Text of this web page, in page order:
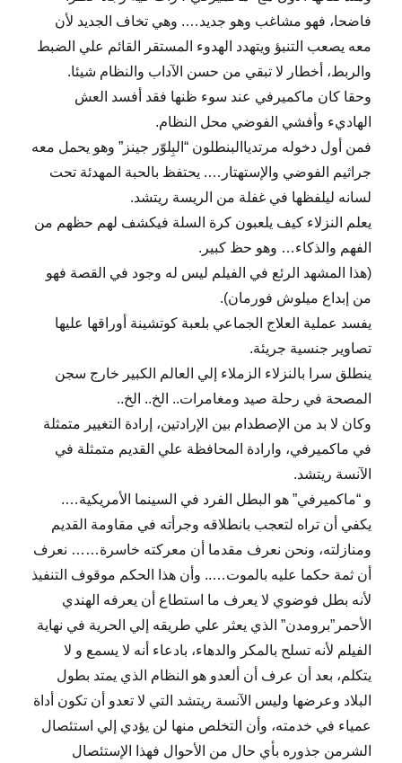
فاضحا، فهو مشاغب وهو جديد…. وهي تخاف الجديد لأن
معه يصعب التنبؤ ويتهدد الهدوء المستقر القائم علي الضبط
والربط، أخطار لا تبقي من حسن الآداب والنظام شيئا.
وحقا كان ماكميرفي عند سوء ظنها فقد أفسد العش
الهاديء وأفشي الفوضي محل النظام.
فمن أول دخوله مرتدياالبنطلون “البِلوّر جينز” وهو يحمل معه
جراثيم الفوضي والإستهتار…. يحتفظ بالحبة المهدئة تحت
لسانه ليلفظها في غفلة من الريسة ريتشد.
يعلم النزلاء كيف يلعبون كرة السلة فيكشف لهم حظهم من
الفهم والذكاء… وهو حظ كبير.
(هذا المشهد الرئع في الفيلم ليس له وجود في القصة فهو
من إبداع ميلوش فورمان).
يفسد عملية العلاج الجماعي بلعبة كوتشينة أوراقها عليها
تصاوير جنسية جريئة.
ينطلق سرا بالنزلاء الزملاء إلي العالم الكبير خارج سجن
المصحة في رحلة صيد ومغامرات.. الخ.. الخ..
وكان لا بد من الإصطدام بين الإرادتين، إرادة التغيير متمثلة
في ماكميرفي، وارادة المحافظة علي القديم متمثلة في
الآنسة ريتشد.
و “ماكميرفي” هو البطل الفرد في السينما الأمريكية….
يكفي أن تراه لتعجب بانطلاقه وجرأته في مقاومة القديم
ومنازلته، ونحن نعرف مقدما أن معركته خاسرة…… نعرف
أن ثمة حكما عليه بالموت….. وأن هذا الحكم موقوف التنفيذ
لأنه بطل فوضوي لا يعرف ما استطاع أن يعرفه الهندي
الأحمر”برومدن” الذي يعثر علي طريقه إلي الحرية في نهاية
الفيلم لأنه تسلح بالمكر والدهاء، بادعاء أنه لا يسمع و لا
يتكلم، بعد أن عرف أن ألعدو هو النظام الذي يمتد بطول
البلاد وعرضها وليس الآنسة ريتشد التي لا تعدو أن تكون أداة
عمياء في خدمته، وأن التخلص منها لن يؤدي إلي استئصال
الشرمن جذوره بأي حال من الأحوال فهذا الإستئصال